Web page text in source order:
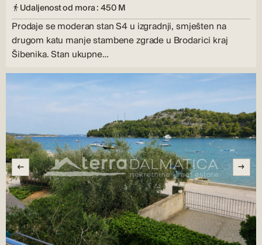
Udaljenost od mora : 450 M
Prodaje se moderan stan S4 u izgradnji, smješten na
drugom katu manje stambene zgrade u Brodarici kraj
Šibenika. Stan ukupne…